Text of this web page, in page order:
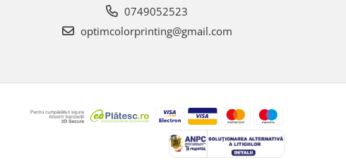
0749052523
optimcolorprinting@gmail.com